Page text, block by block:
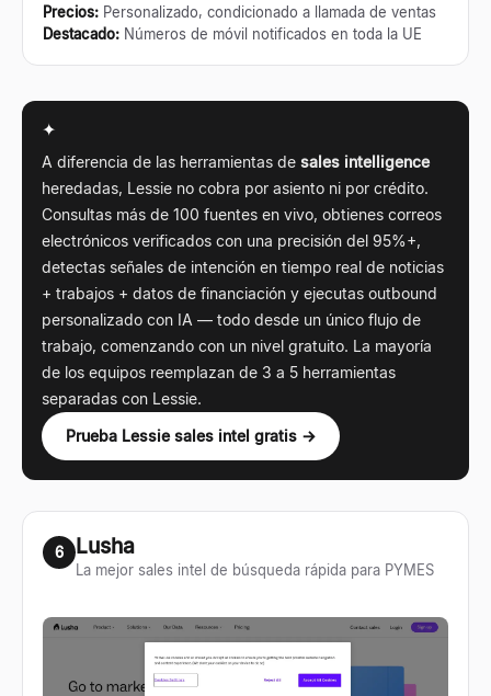
Precios: Personalizado, condicionado a llamada de ventas
Destacado: Números de móvil notificados en toda la UE
✦
A diferencia de las herramientas de sales intelligence
heredadas, Lessie no cobra por asiento ni por crédito.
Consultas más de 100 fuentes en vivo, obtienes correos
electrónicos verificados con una precisión del 95%+,
detectas señales de intención en tiempo real de noticias
+ trabajos + datos de financiación y ejecutas outbound
personalizado con IA — todo desde un único flujo de
trabajo, comenzando con un nivel gratuito. La mayoría
de los equipos reemplazan de 3 a 5 herramientas
separadas con Lessie.
Prueba Lessie sales intel gratis →
6 Lusha
La mejor sales intel de búsqueda rápida para PYMES